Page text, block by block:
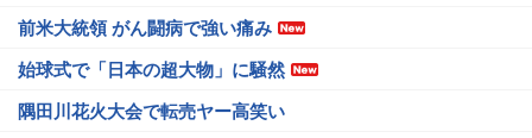
前米大統領 がん闘病で強い痛み
始球式で「日本の超大物」に騒然
隅田川花火大会で転売ヤー高笑い